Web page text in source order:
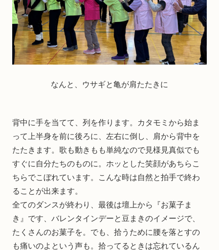
なんと、ウサギと亀が肩たたきに
背中に手を当てて、列を作ります。カタモミから始ま
って上半身を前に後ろに、左右に倒し、肩から背中を
たたきます。歌も動きもも単純なので見様見真似でも
すぐに自分たちのものに。ホッとした笑顔があちらこ
ちらでこぼれています。こんな時は自然と拍手で終わ
ることが出来ます。
全てのダンスが終わり、最後は壇上から『お菓子ま
き』です、バレンタインデーと豆まきのイメージで、
たくさんのお菓子を。でも、拾うために腰を落とすの
も痛いのよという声も。拾ってるときは忘れているん